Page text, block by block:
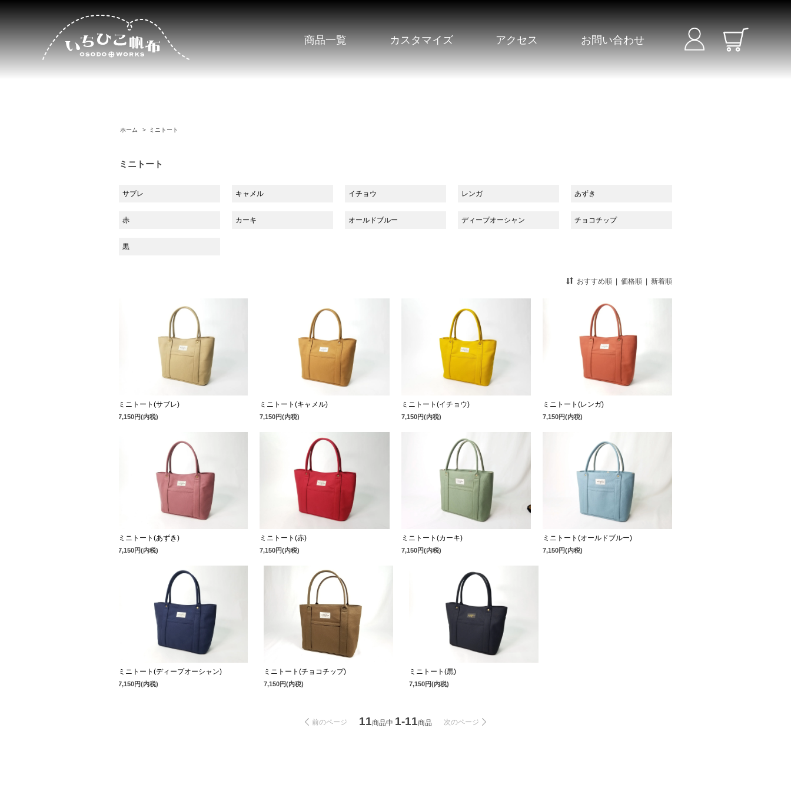
商品一覧 カスタマイズ アクセス お問い合わせ
ホーム > ミニトート
ミニトート
サブレ キャメル イチョウ レンガ あずき
赤 カーキ オールドブルー ディープオーシャン チョコチップ
黒
おすすめ順 価格順 新着順
ミニトート(サブレ)
7,150円(内税)
ミニトート(キャメル)
7,150円(内税)
ミニトート(イチョウ)
7,150円(内税)
ミニトート(レンガ)
7,150円(内税)
ミニトート(あずき)
7,150円(内税)
ミニトート(赤)
7,150円(内税)
ミニトート(カーキ)
7,150円(内税)
ミニトート(オールドブルー)
7,150円(内税)
ミニトート(ディープオーシャン)
7,150円(内税)
ミニトート(チョコチップ)
7,150円(内税)
ミニトート(黒)
7,150円(内税)
前のページ 11商品中 1-11商品 次のページ